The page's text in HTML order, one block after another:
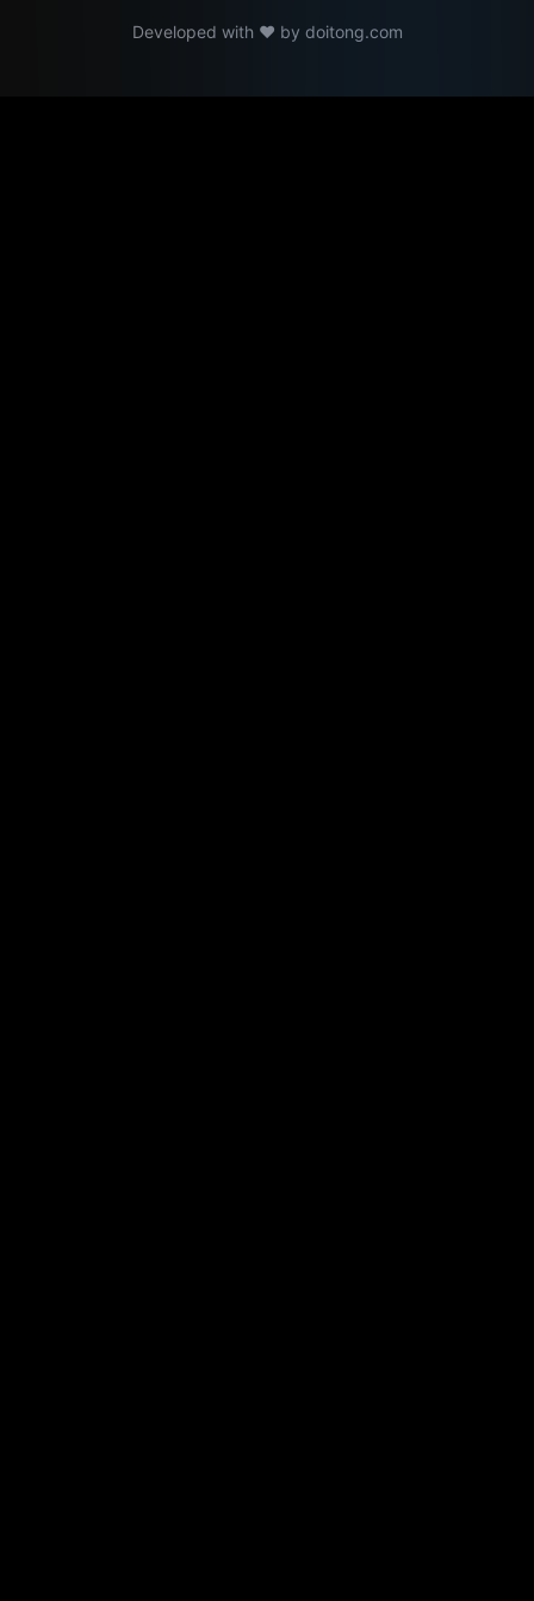
Developed with ❤️ by doitong.com